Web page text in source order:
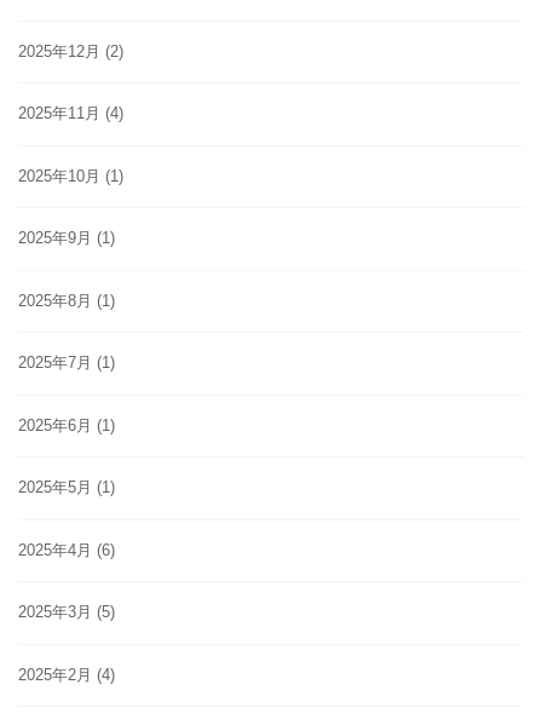
2025年12月 (2)
2025年11月 (4)
2025年10月 (1)
2025年9月 (1)
2025年8月 (1)
2025年7月 (1)
2025年6月 (1)
2025年5月 (1)
2025年4月 (6)
2025年3月 (5)
2025年2月 (4)